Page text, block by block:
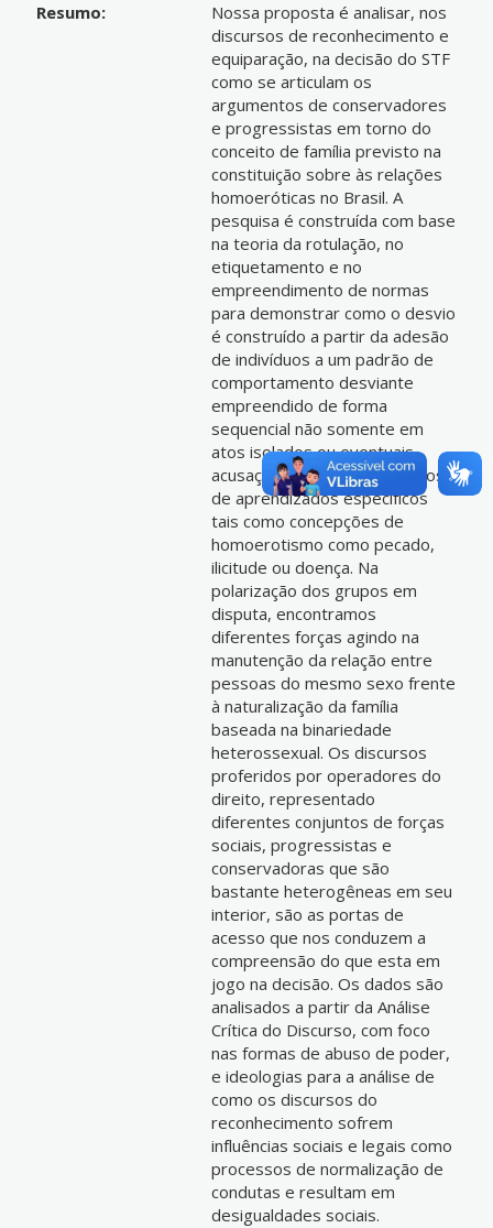
Resumo:
Nossa proposta é analisar, nos
discursos de reconhecimento e
equiparação, na decisão do STF
como se articulam os
argumentos de conservadores
e progressistas em torno do
conceito de família previsto na
constituição sobre às relações
homoeróticas no Brasil. A
pesquisa é construída com base
na teoria da rotulação, no
etiquetamento e no
empreendimento de normas
para demonstrar como o desvio
é construído a partir da adesão
de indivíduos a um padrão de
comportamento desviante
empreendido de forma
sequencial não somente em
atos isolados ou eventuais
acusações, mas em processos
de aprendizados específicos
tais como concepções de
homoerotismo como pecado,
ilicitude ou doença. Na
polarização dos grupos em
disputa, encontramos
diferentes forças agindo na
manutenção da relação entre
pessoas do mesmo sexo frente
à naturalização da família
baseada na binariedade
heterossexual. Os discursos
proferidos por operadores do
direito, representado
diferentes conjuntos de forças
sociais, progressistas e
conservadoras que são
bastante heterogêneas em seu
interior, são as portas de
acesso que nos conduzem a
compreensão do que esta em
jogo na decisão. Os dados são
analisados a partir da Análise
Crítica do Discurso, com foco
nas formas de abuso de poder,
e ideologias para a análise de
como os discursos do
reconhecimento sofrem
influências sociais e legais como
processos de normalização de
condutas e resultam em
desigualdades sociais.